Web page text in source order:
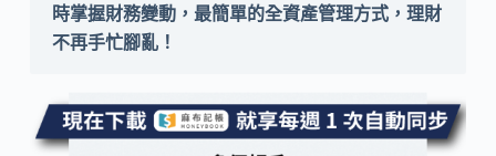
時掌握財務變動，最簡單的全資產管理方式，理財
不再手忙腳亂！